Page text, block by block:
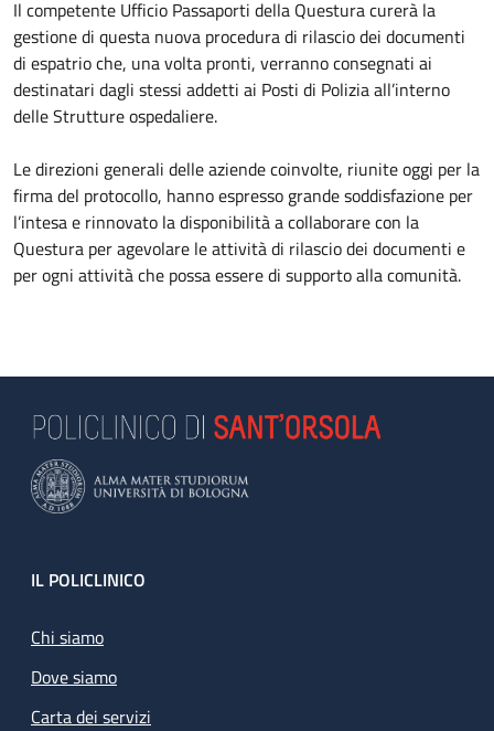
Il competente Ufficio Passaporti della Questura curerà la
gestione di questa nuova procedura di rilascio dei documenti
di espatrio che, una volta pronti, verranno consegnati ai
destinatari dagli stessi addetti ai Posti di Polizia all’interno
delle Strutture ospedaliere.
Le direzioni generali delle aziende coinvolte, riunite oggi per la
firma del protocollo, hanno espresso grande soddisfazione per
l’intesa e rinnovato la disponibilità a collaborare con la
Questura per agevolare le attività di rilascio dei documenti e
per ogni attività che possa essere di supporto alla comunità.
Footer
IL POLICLINICO
Chi siamo
Dove siamo
Carta dei servizi